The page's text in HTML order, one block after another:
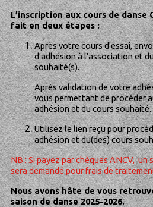
L’inscription aux cours de danse
fait en deux étapes :
Après votre cours d'essai,
d'adhésion à l’association et
souhaité(s).
Après validation de votre
vous permettant de procéder
adhésion et du cours souhaité.
Utilisez le lien reçu pour
adhésion et du(des) cours
NB : Si payez par chèques ANCV, un
sera demandé pour frais de
Nous avons hâte de vous
saison de danse 2025-2026.